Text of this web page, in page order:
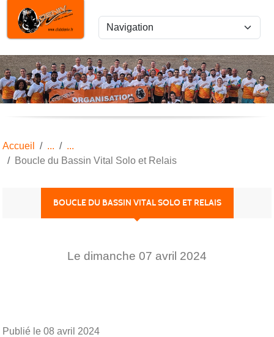
Accueil
Boucle du Bassin Vital Solo et Relais
BOUCLE DU BASSIN VITAL SOLO ET RELAIS
Le dimanche 07 avril 2024
Publié le 08 avril 2024
Panneau de gestion des cookies